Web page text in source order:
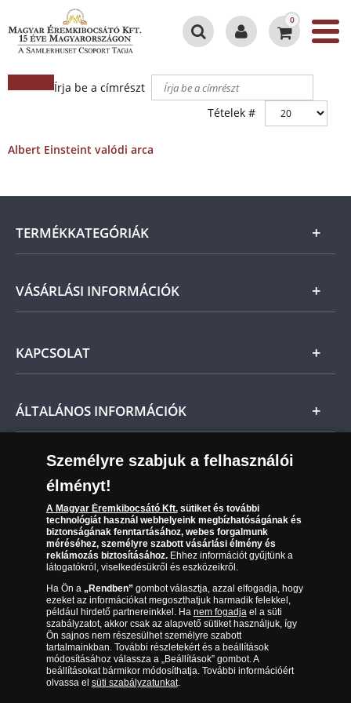
0
Írja be a címrészt
Tételek #
Albert Einsteint valódi arca
TERMÉKKATEGÓRIÁK
Arany
Magyar
VÁSÁRLÁSI INFORMÁCIÓK
Kézbesítés
Reklamáció
Visszaküldés
Elállási űrlap
KAPCSOLAT
Ügyfélszolgálat
Leiratkozás a hírlevélről
Karrier
ÁLTALÁNOS INFORMÁCIÓK
Sütik (cookies) használata
Süti (cookies)Beállítások
Társaságunkról
Az érmék és érmek ára és értéke
Gyakran ismételt kérdések
Adatkezelés
06 80 888 889
(díjmentesen hívható hétfőtől csütörtökig 9.00 és 17.00
óra között, péntekenként 9.00 és 15.00 óra között)
Személyre szabjuk a felhasználói
élményt!
A Magyar Éremkibocsátó Kft.sütiket és további
technológiát használ webhelyeink megbízhatóságának és
biztonságának fenntartásához, webes forgalmunk
méréséhez, személyre szabott vásárlási élmény és
reklámozás biztosításához.Ehhez információt gyűjtünk a
látogatókról, viselkedésükről és eszközeikről.
Ha Ön a „Rendben”gombot választja, azzal elfogadja, hogy
ezeket az információkat megoszthatjuk harmadik felekkel,
például hirdető partnereinkkel. Ha nem fogadjael a süti
szabályzatot, akkor csak az alapvető sütiket használjuk, így
Ön sajnos nem részesülhet személyre szabott
tartalmainkban. További részletekért és a beállítások
módosításához válassza a „Beállítások” gombot. A
beállításokat bármikor módosíthatja. További információért
olvassa el süti szabályzatunkat.